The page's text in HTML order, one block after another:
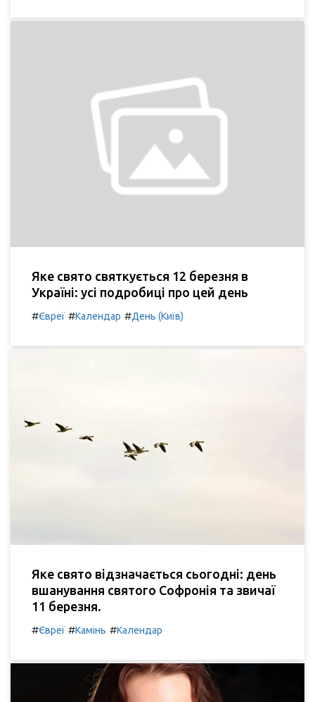
Яке свято святкується 12 березня в
Україні: усі подробиці про цей день
#Євреї #Календар #День (Київ)
Яке свято відзначається сьогодні: день
вшанування святого Софронія та звичаї
11 березня.
#Євреї #Камінь #Календар